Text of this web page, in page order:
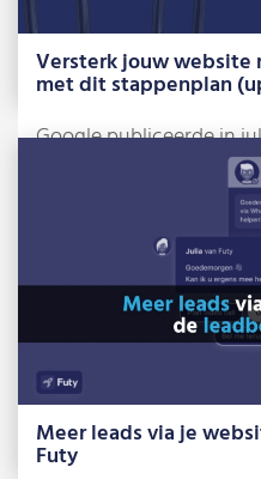
Versterk jouw
met dit stappenplan
Google publiceerde in
ze een aantal
Meer leads via je
Futy